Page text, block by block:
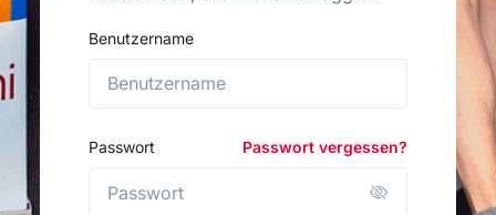
Benutzername
Passwort Passwort vergessen?